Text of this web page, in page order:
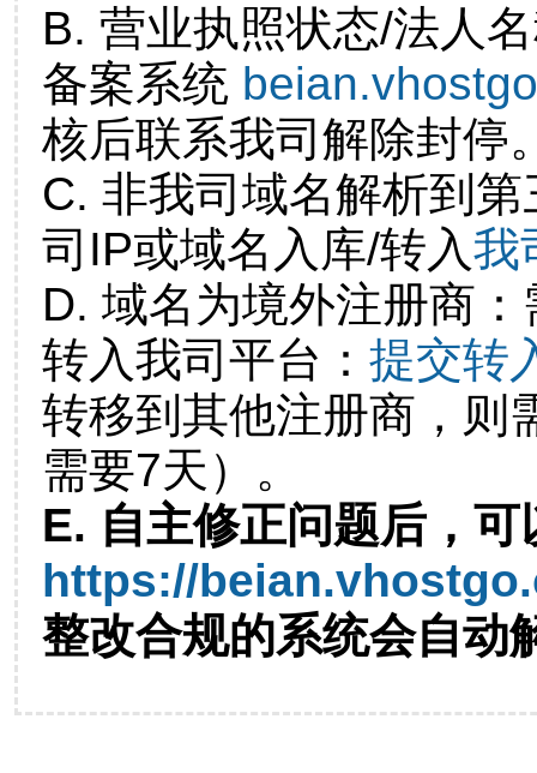
B. 营业执照状态/法人
备案系统
核后联系我司解除封停
C. 非我司域名解析到
司IP或域名入库/转入我
D. 域名为境外注册商
转入我司平台： 提交转
转移到其他注册商，则
需要7天）。
E. 自主修正问题后，可
https://
整改合规的系统会自动